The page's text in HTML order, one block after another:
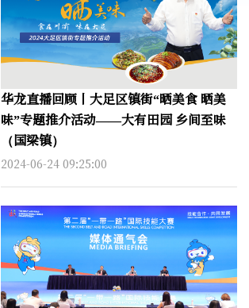
华龙直播回顾丨大足区镇街“晒美食 晒美
味”专题推介活动——大有田园 乡间至味
（国梁镇）
2024-06-24 09:25:00